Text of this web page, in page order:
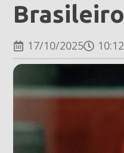
Brasileiro
17/10/2025 10:12